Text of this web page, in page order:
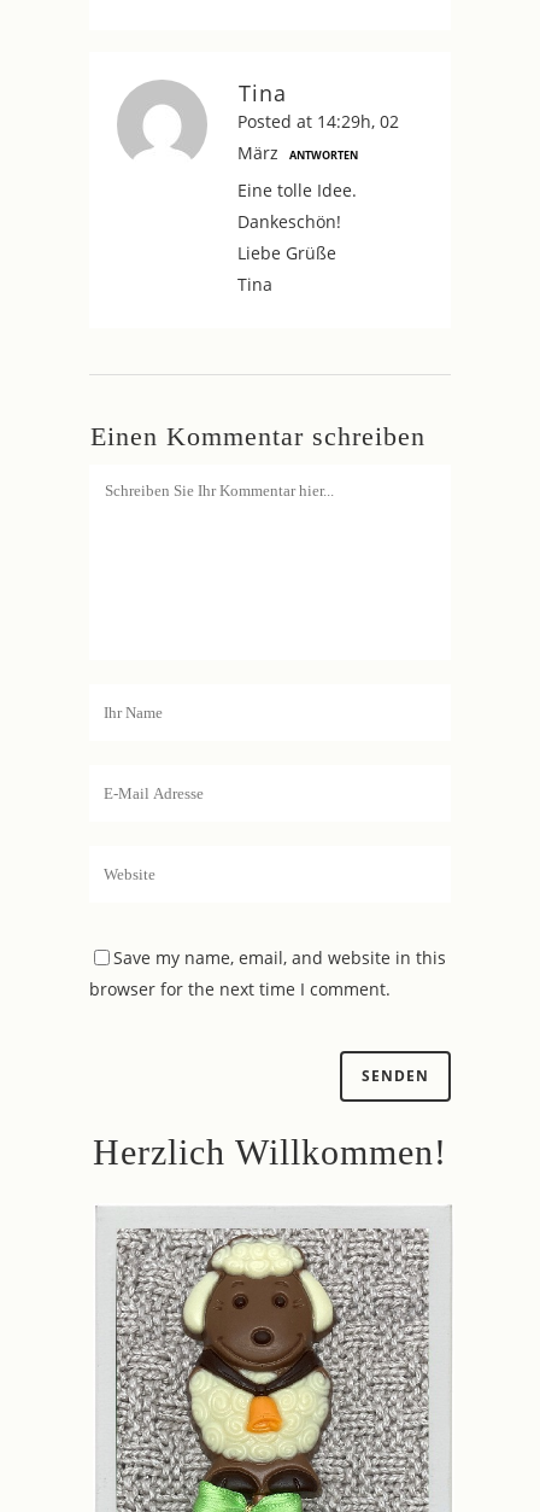
Tina
Posted at 14:29h, 02
März
ANTWORTEN
Eine tolle Idee.
Dankeschön!
Liebe Grüße
Tina
Einen Kommentar schreiben
Save my name, email, and website in this
browser for the next time I comment.
Herzlich Willkommen!